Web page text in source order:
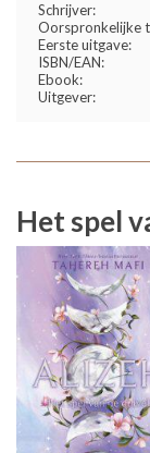
Schrijver:
Oorspronkelijke
Eerste uitgave:
ISBN/EAN:
Ebook:
Uitgever:
Het spel